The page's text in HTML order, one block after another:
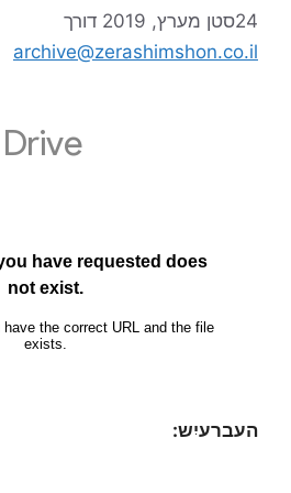
24סטן מערץ, 2019
דורך
archive@zerashimshon.co.il
העברעיִש: